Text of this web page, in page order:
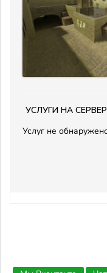
Услуги на
Услуг не